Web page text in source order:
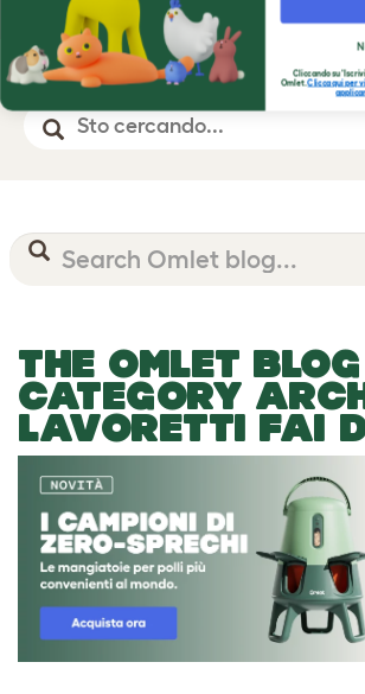
-10% sul primo ordine
THE OMLET BLOG
CATEGORY
LAVORETTI FAI
10%
sul tuo
Cliccando su